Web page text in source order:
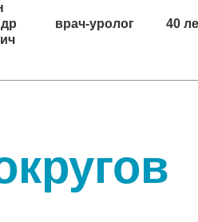
врач-уролог 40